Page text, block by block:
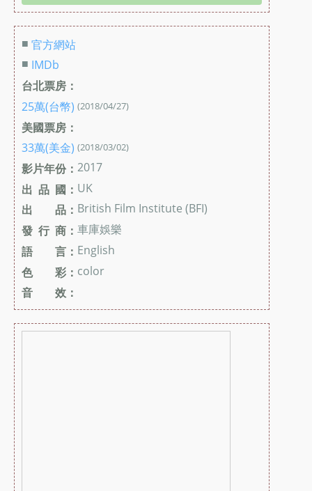
■ 官方網站
■ IMDb
台北票房：
25萬(台幣) (2018/04/27)
美國票房：
33萬(美金) (2018/03/02)
影片年份： 2017
出 品 國： UK
出 品： British Film Institute (BFI)
發 行 商： 車庫娛樂
語 言： English
色 彩： color
音 效：